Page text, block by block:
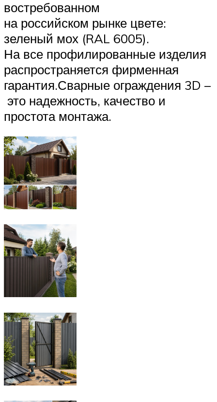
востребованном
на российском рынке цвете:
зеленый мох (RAL 6005).
На все профилированные изделия
распространяется фирменная
гарантия.Сварные ограждения 3D –
это надежность, качество и
простота монтажа.